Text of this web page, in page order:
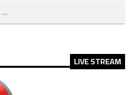
LIVE STREAM